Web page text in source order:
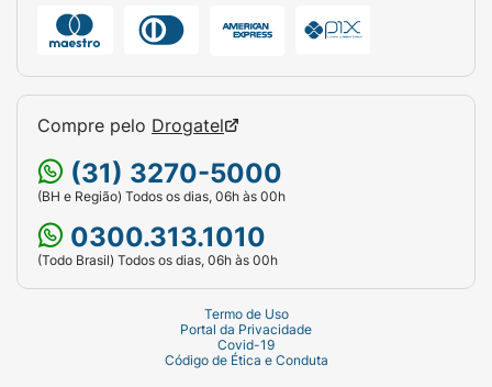
Compre pelo Drogatel
(31) 3270-5000
(BH e Região) Todos os dias, 06h às 00h
0300.313.1010
(Todo Brasil) Todos os dias, 06h às 00h
Termo de Uso
Portal da Privacidade
Covid-19
Código de Ética e Conduta